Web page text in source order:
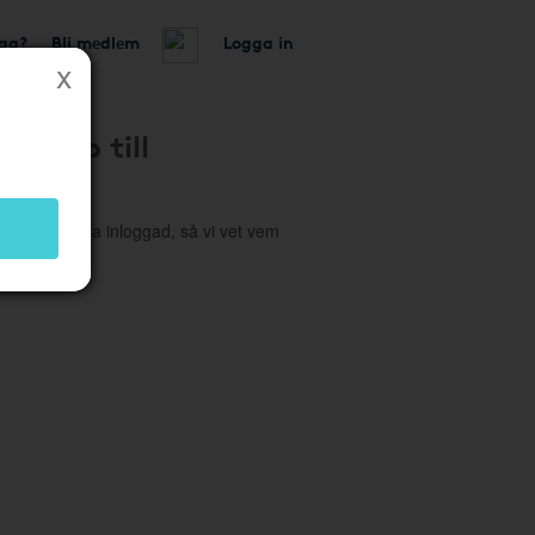
Bli medlem Logga in
konto till
du vara inloggad, så vi vet vem